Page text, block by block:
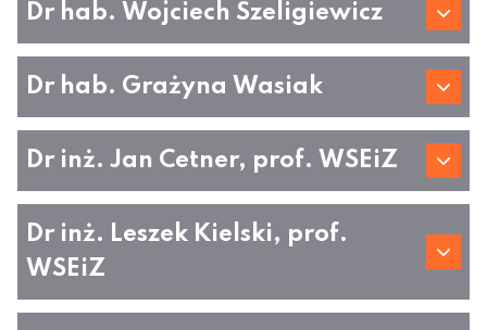
Dr hab. Wojciech Szeligiewicz
Dr hab. Grażyna Wasiak
Dr inż. Jan Cetner, prof. WSEiZ
Dr inż. Leszek Kielski, prof.
WSEiZ